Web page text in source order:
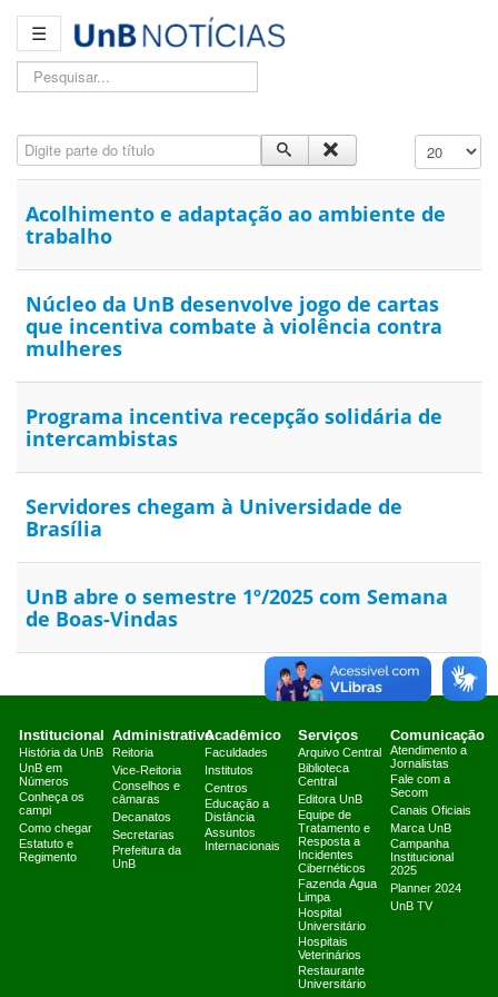
☰
Pesquisar...
Digite parte do título Exibir #
Acolhimento e adaptação ao ambiente de
trabalho
Núcleo da UnB desenvolve jogo de cartas
que incentiva combate à violência contra
mulheres
Programa incentiva recepção solidária de
intercambistas
Servidores chegam à Universidade de
Brasília
UnB abre o semestre 1º/2025 com Semana
de Boas-Vindas
Institucional
História da UnB
UnB em
Números
Conheça os
campi
Como chegar
Estatuto e
Regimento
Administrativo
Reitoria
Vice-Reitoria
Conselhos e
câmaras
Decanatos
Secretarias
Prefeitura da
UnB
Acadêmico
Faculdades
Institutos
Centros
Educação a
Distância
Assuntos
Internacionais
Serviços
Arquivo Central
Biblioteca
Central
Editora UnB
Equipe de
Tratamento e
Resposta a
Incidentes
Cibernéticos
Fazenda Água
Limpa
Hospital
Universitário
Hospitais
Veterinários
Restaurante
Universitário
Comunicação
Atendimento a
Jornalistas
Fale com a
Secom
Canais Oficiais
Marca UnB
Campanha
Institucional
2025
Planner 2024
UnB TV